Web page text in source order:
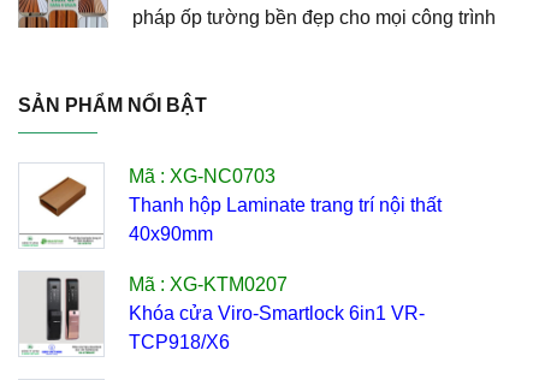
pháp ốp tường bền đẹp cho mọi công trình
SẢN PHẨM NỔI BẬT
Mã : XG-NC0703
Thanh hộp Laminate trang trí nội thất
40x90mm
Mã : XG-KTM0207
Khóa cửa Viro-Smartlock 6in1 VR-
TCP918/X6